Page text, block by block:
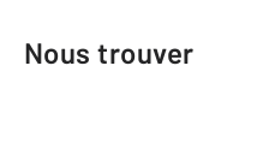
Nous trouver